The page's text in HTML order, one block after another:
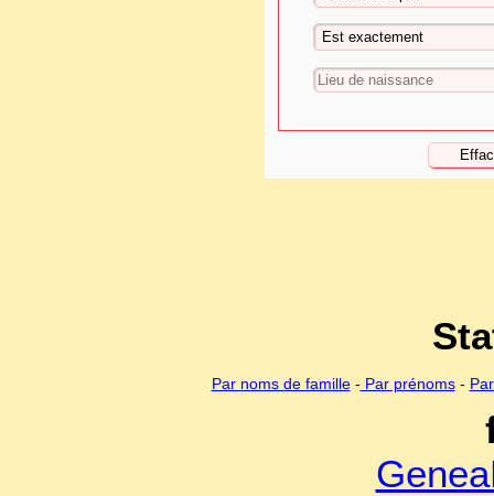
Par noms de famille- Par prénoms-